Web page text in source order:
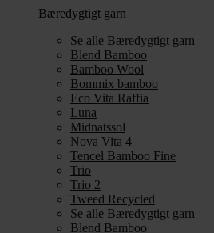
Bæredygtigt garn
Se alle Bæredygtigt garn
Blend Bamboo
Bamboo Wool
Bommix bamboo
Eco Vita Raffia
Luna
Midnatssol
Nova Vita 4
Tencel Bamboo Fine
Trio
Trio 2
Tweed Recycled
Se alle Bæredygtigt garn
Blend Bamboo